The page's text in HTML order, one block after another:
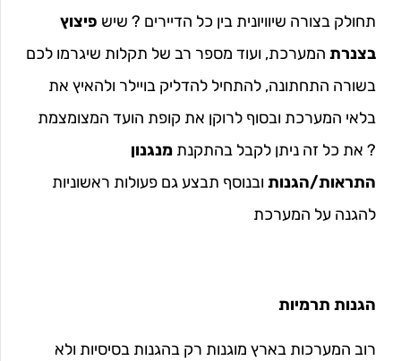
תחולק בצורה שיוויונית בין כל הדיירים ? שיש פיצוץ
בצנרת המערכת, ועוד מספר רב של תקלות שיגרמו לכם
בשורה התחתונה, להתחיל להדליק בויילר ולהאיץ את
בלאי המערכת ובסוף לרוקן את קופת הועד המצומצמת
? את כל זה ניתן לקבל בהתקנת מנגנון
התראות/הגנות ובנוסף תבצע גם פעולות ראשוניות
להגנה על המערכת
הגנות תרמיות
רוב המערכות בארץ מוגנות רק בהגנות בסיסיות ולא